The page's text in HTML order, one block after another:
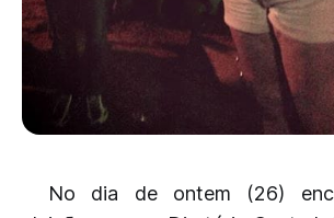
No dia de ontem (26)